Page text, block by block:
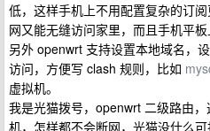
低，这样手机上不用配置复杂的订
网又能无缝访问家里，而且手机平
另外 openwrt 支持设置本地域名，
访问，方便写 clash 规则，比如
虚拟机。
我是光猫拨号，openwrt 二级路由
机，怎样都不会断网，光猫没什么